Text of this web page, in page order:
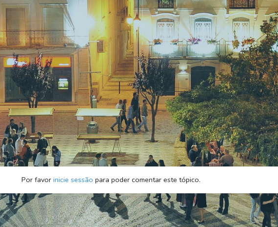
Por favor inicie sessão para poder comentar este tópico.